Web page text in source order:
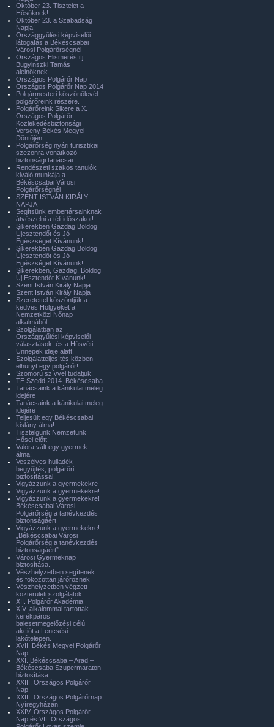
Október 23. Tisztelet a
Hősöknek!
Október 23. a Szabadság
Napja!
Országgyűlési képviselői
látogatás a Békéscsabai
Városi Polgárőrségnél
Országos Elismerés ifj.
Bugyinszki Tamás
alelnöknek
Országos Polgárőr Nap
Országos Polgárőr Nap 2014
Polgármesteri köszönőlevél
polgárőreink részére.
Polgárőreink Sikere a X.
Országos Polgárőr
Közlekedésbiztonsági
Verseny Békés Megyei
Döntőjén.
Polgárőrség nyári turisztikai
szezonra vonatkozó
biztonsági tanácsai.
Rendészeti szakos tanulók
kiváló munkája a
Békéscsabai Városi
Polgárőrségnél
SZENT ISTVÁN KIRÁLY
NAPJA
Segítsünk embertársainknak
átvészelni a téli időszakot!
Sikerekben Gazdag Boldog
Újesztendőt és Jó
Egészséget Kívánunk!
Sikerekben Gazdag Boldog
Újesztendőt és Jó
Egészséget Kívánunk!
Sikerekben, Gazdag, Boldog
Új Esztendőt Kívánunk!
Szent István Király Napja
Szent István Király Napja
Szeretettel köszöntjük a
kedves Hölgyeket a
Nemzetközi Nőnap
alkalmából!
Szolgálatban az
Országgyűlési képviselői
választások, és a Húsvéti
Ünnepek ideje alatt.
Szolgálatteljesítés közben
elhunyt egy polgárőr!
Szomorú szívvel tudatjuk!
TE Szedd 2014. Békéscsaba
Tanácsaink a kánikulai meleg
idejére
Tanácsaink a kánikulai meleg
idejére
Teljesült egy Békéscsabai
kislány álma!
Tisztelgünk Nemzetünk
Hősei előtt!
Valóra vált egy gyermek
álma!
Veszélyes hulladék
begyűjtés, polgárőri
biztosítással.
Vigyázzunk a gyermekekre
Vigyázzunk a gyermekekre!
Vigyázzunk a gyermekekre!
Békéscsabai Városi
Polgárőrség a tanévkezdés
biztonságáért
Vigyázzunk a gyermekekre!
„Békéscsabai Városi
Polgárőrség a tanévkezdés
biztonságáért”
Városi Gyermeknap
biztosítása.
Vészhelyzetben segítenek
és fokozottan járőröznek
Vészhelyzetben végzett
közterületi szolgálatok
XII. Polgárőr Akadémia
XIV. alkalommal tartottak
kerékpáros
balesetmegelőzési célú
akciót a Lencsési
lakótelepen.
XVII. Békés Megyei Polgárőr
Nap
XXI. Békéscsaba – Arad –
Békéscsaba Szupermaraton
biztosítása.
XXIII. Országos Polgárőr
Nap
XXIII. Országos Polgárőrnap
Nyíregyházán.
XXIV. Országos Polgárőr
Nap és VII. Országos